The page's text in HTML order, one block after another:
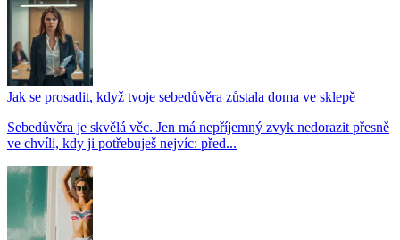
Jak se prosadit, když tvoje sebedůvěra zůstala doma ve sklepě
Sebedůvěra je skvělá věc. Jen má nepříjemný zvyk nedorazit přesně
ve chvíli, kdy ji potřebuješ nejvíc: před...